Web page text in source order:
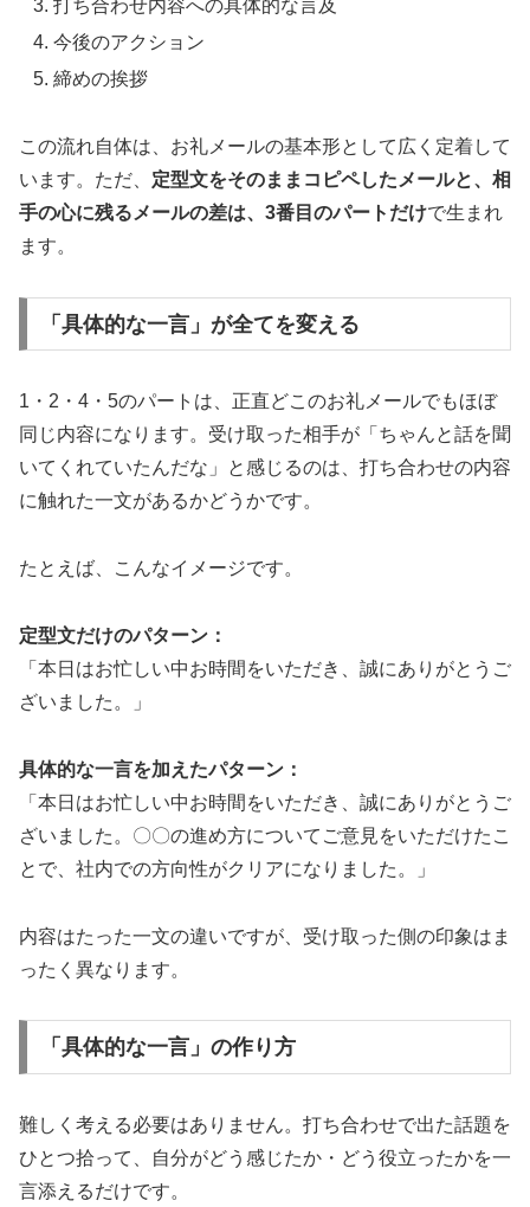
打ち合わせ内容への具体的な言及
今後のアクション
締めの挨拶
この流れ自体は、お礼メールの基本形として広く定着して
います。ただ、 定型文をそのままコピペしたメールと、相
手の心に残るメールの差は、3番目のパートだけで生まれ
ます。
「具体的な一言」が全てを変える
1・2・4・5のパートは、正直どこのお礼メールでもほぼ
同じ内容になります。受け取った相手が「ちゃんと話を聞
いてくれていたんだな」と感じるのは、打ち合わせの内容
に触れた一文があるかどうかです。
たとえば、こんなイメージです。
定型文だけのパターン：
「本日はお忙しい中お時間をいただき、誠にありがとうご
ざいました。」
具体的な一言を加えたパターン：
「本日はお忙しい中お時間をいただき、誠にありがとうご
ざいました。〇〇の進め方についてご意見をいただけたこ
とで、社内での方向性がクリアになりました。」
内容はたった一文の違いですが、受け取った側の印象はま
ったく異なります。
「具体的な一言」の作り方
難しく考える必要はありません。打ち合わせで出た話題を
ひとつ拾って、自分がどう感じたか・どう役立ったかを一
言添えるだけです。